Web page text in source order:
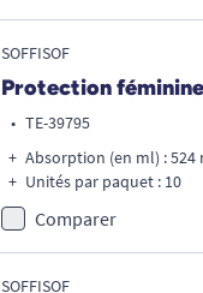
SOFFISOF
Protection féminine
• TE-39795
Absorption (en ml) : 524
Unités par paquet : 10
Comparer
SOFFISOF